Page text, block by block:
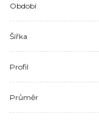
Období
Šířka
Profil
Průměr